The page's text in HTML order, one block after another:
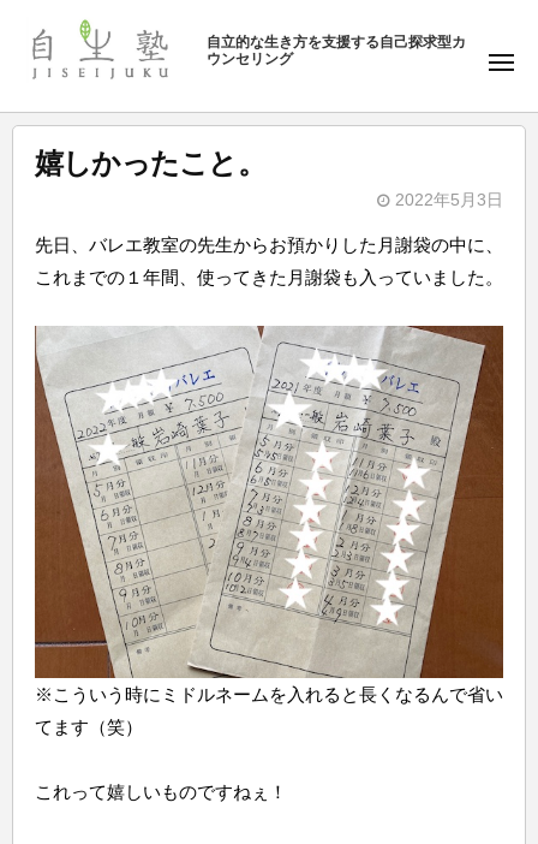
ン
自
塾
自立的な生き方を支援する自己探求型カ
ウンセリング
メ
ュ
ー
嬉しかったこと。
2022年5月3日
y
自
塾
先日、バレエ教室の先生からお預かりした月謝袋の中に、
これまでの１年間、使ってきた月謝袋も入っていました。
※こういう時にミドルネームを入れると長くなるんで省い
てます（笑）
これって嬉しいものですねぇ！